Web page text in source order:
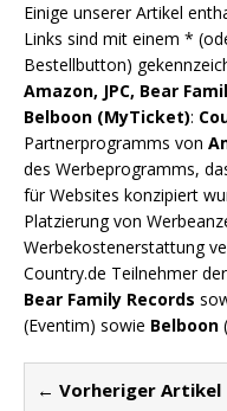
Einige unserer Artikel
Links sind mit einem *
Bestellbutton)
Amazon, JPC, Bear
Belboon (MyTicket):
Partnerprogramms von
des Werbeprogramms,
für Websites konzipiert
Platzierung von
Werbekostenerstattung
Country.de Teilnehmer
Bear Family Records
(Eventim) sowie Belboon
← Vorheriger Artikel